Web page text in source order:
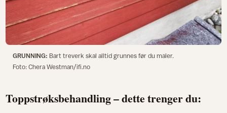
GRUNNING: Bart treverk skal alltid grunnes før du maler.
Foto: Chera Westman/ifi.no
Toppstrøksbehandling – dette trenger du: